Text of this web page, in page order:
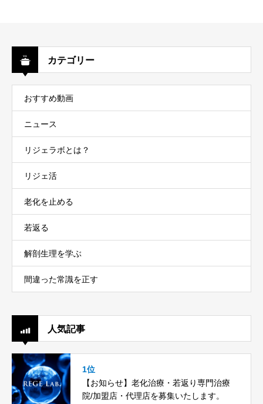
カテゴリー
おすすめ動画
ニュース
リジェラボとは？
リジェ活
老化を止める
若返る
解剖生理を学ぶ
間違った常識を正す
人気記事
1位
【お知らせ】老化治療・若返り専門治療
院/加盟店・代理店を募集いたします。